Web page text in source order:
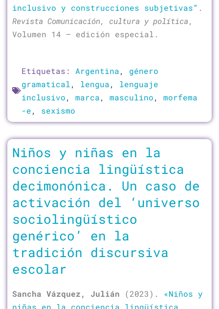
inclusivo y construcciones subjetivas” .
Revista Comunicación, cultura y política,
Volumen 14 – edición especial.
Etiquetas: Argentina, género
gramatical, lengua, lenguaje
inclusivo, marca, masculino, morfema
-e, sexismo
Niños y niñas en la
conciencia lingüística
decimonónica. Un caso de
activación del ‘universo
sociolingüístico
genérico’ en la
tradición discursiva
escolar
Sancha Vázquez, Julián (2023). «Niños y